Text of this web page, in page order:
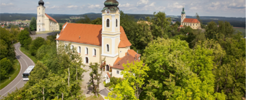
Walter Heldrich - Schachtstr. 6 - 92237 Sulzbach-Rosenberg
Kontakt